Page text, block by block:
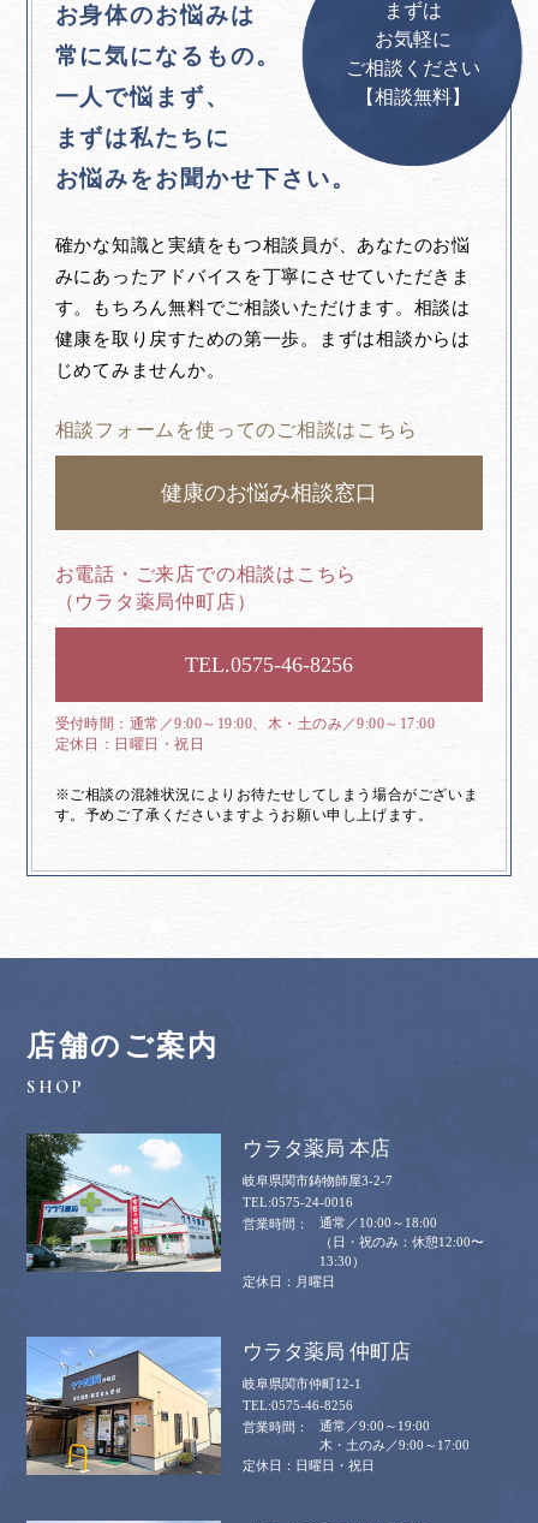
お身体のお悩みは
常に気になるもの。
一人で悩まず、
まずは私たちに
お悩みをお聞かせ下さい。
確かな知識と実績をもつ相談員が、あなたのお悩
みにあったアドバイスを丁寧にさせていただきま
す。もちろん無料でご相談いただけます。相談は
健康を取り戻すための第一歩。まずは相談からは
じめてみませんか。
相談フォームを使ってのご相談はこちら
健康のお悩み相談窓口
お電話・ご来店での相談はこちら
（ウラタ薬局仲町店）
0575-46-8256
通常／9:00～19:00、木・土のみ／9:00～17:00
日曜日・祝日
※ご相談の混雑状況によりお待たせしてしまう場合がございま
す。予めご了承くださいますようお願い申し上げます。
まずは
お気軽に
ご相談ください
【相談無料】
店舗のご案内
ウラタ薬局 本店
岐阜県関市鋳物師屋3-2-7
0575-24-0016
通常／10:00～18:00
（日・祝のみ：休憩12:00〜
13:30）
月曜日
ウラタ薬局 仲町店
岐阜県関市仲町12-1
0575-46-8256
通常／9:00～19:00
木・土のみ／9:00～17:00
日曜日・祝日